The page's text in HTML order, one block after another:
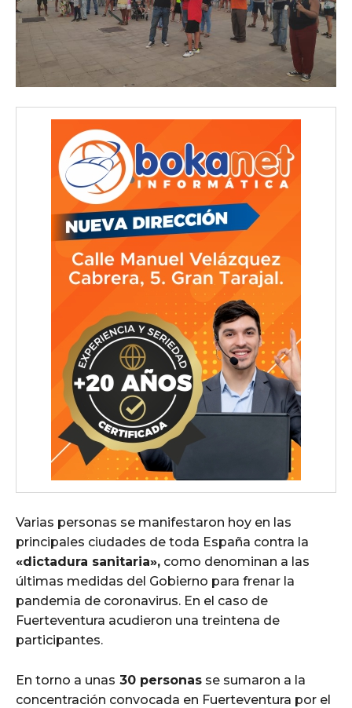
Varias personas se manifestaron hoy en las
principales ciudades de toda España contra la
«dictadura sanitaria», como denominan a las
últimas medidas del Gobierno para frenar la
pandemia de coronavirus. En el caso de
Fuerteventura acudieron una treintena de
participantes.
En torno a unas 30 personas se sumaron a la
concentración convocada en Fuerteventura por el